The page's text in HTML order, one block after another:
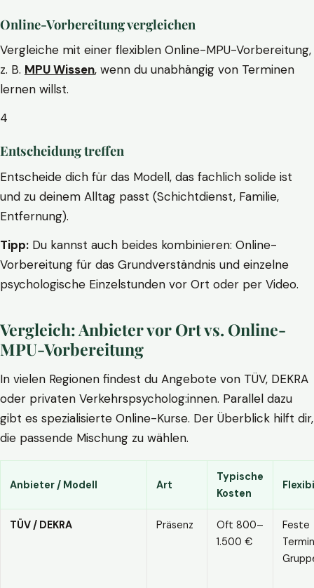
Online-Vorbereitung vergleichen
Vergleiche mit einer flexiblen Online-MPU-Vorbereitung,
z. B. MPU Wissen, wenn du unabhängig von Terminen
lernen willst.
4
Entscheidung treffen
Entscheide dich für das Modell, das fachlich solide ist
und zu deinem Alltag passt (Schichtdienst, Familie,
Entfernung).
Tipp: Du kannst auch beides kombinieren: Online-
Vorbereitung für das Grundverständnis und einzelne
psychologische Einzelstunden vor Ort oder per Video.
Vergleich: Anbieter vor Ort vs. Online-
MPU-Vorbereitung
In vielen Regionen findest du Angebote von TÜV, DEKRA
oder privaten Verkehrspsycholog:innen. Parallel dazu
gibt es spezialisierte Online-Kurse. Der Überblick hilft dir,
die passende Mischung zu wählen.
Anbieter / Modell Art
Typische
Kosten
TÜV / DEKRA Präsenz
Oft 800–
1.500 €
Feste